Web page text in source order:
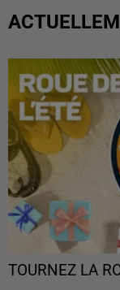
TOURNEZ LA